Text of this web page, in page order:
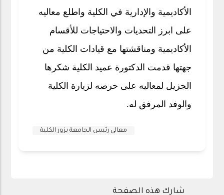
الأكاديمية والإدارية في الكلية واطلع معاليه
على ابرز التحديات والاحتياجات للأقسام
الأكاديمية ومناقشتها مع قيادات الكلية من
جهتها قدمت الدكتورة عميد الكلية شكرها
الجزيل لمعاليه على حرصه لزيارة الكلية
والوفد المرفق له.
معالي رئيس الجامعة يزور الكلية
شارك هذه الصفحة